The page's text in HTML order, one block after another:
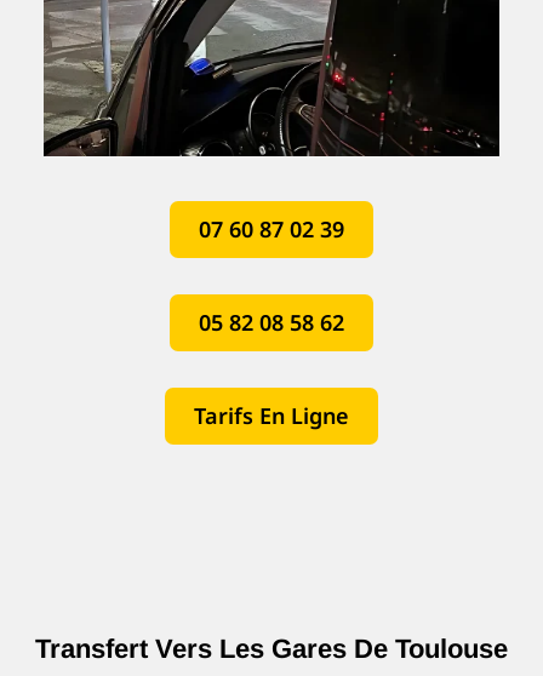
07 60 87 02 39
05 82 08 58 62
Tarifs En Ligne
Transfert Vers Les Gares De Toulouse